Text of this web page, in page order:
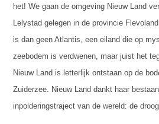
het! We gaan de omgeving Nieuw Land
Lelystad gelegen in de provincie
is dan geen Atlantis, een eiland die op
zeebodem is verdwenen, maar juist het
Nieuw Land is letterlijk ontstaan op de
Zuiderzee. Nieuw Land dankt haar
inpolderingstraject van de wereld: de